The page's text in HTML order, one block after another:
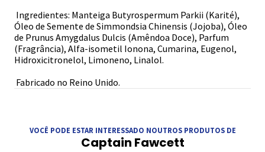
Ingredientes: Manteiga Butyrospermum Parkii (Karité),
Óleo de Semente de Simmondsia Chinensis (Jojoba), Óleo
de Prunus Amygdalus Dulcis (Amêndoa Doce), Parfum
(Fragrância), Alfa-isometil Ionona, Cumarina, Eugenol,
Hidroxicitronelol, Limoneno, Linalol.
Fabricado no Reino Unido.
VOCÊ PODE ESTAR INTERESSADO NOUTROS PRODUTOS DE
Captain Fawcett